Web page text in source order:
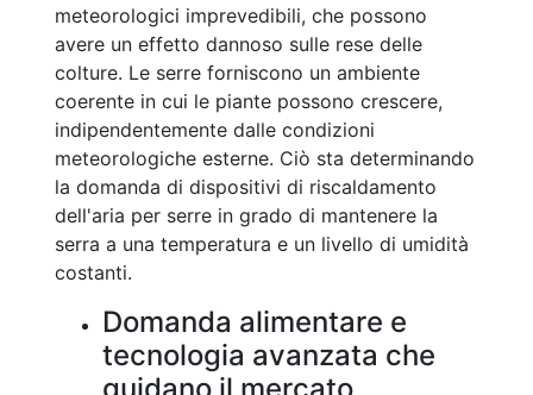
meteorologici imprevedibili, che possono
avere un effetto dannoso sulle rese delle
colture. Le serre forniscono un ambiente
coerente in cui le piante possono crescere,
indipendentemente dalle condizioni
meteorologiche esterne. Ciò sta determinando
la domanda di dispositivi di riscaldamento
dell'aria per serre in grado di mantenere la
serra a una temperatura e un livello di umidità
costanti.
Domanda alimentare e
tecnologia avanzata che